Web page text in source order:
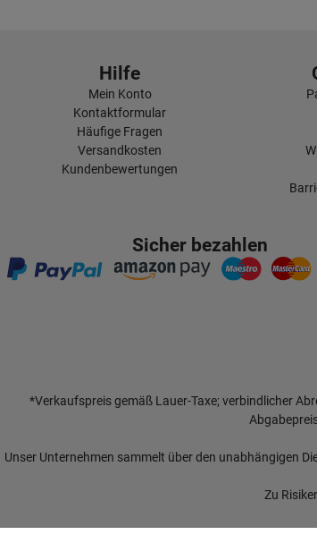
Hilfe
Mein Konto
Kontaktformular
Häufige Fragen
Versandkosten
Kundenbewertungen
Sicher bezahlen
*Verkaufspreis gemäß Lauer-Taxe; verbindlicher
Unser Unternehmen sammelt über den unabhängigen
Zu